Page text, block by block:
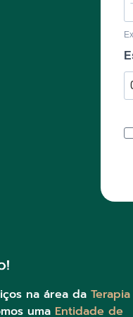
na área da Terapia
uma Entidade de